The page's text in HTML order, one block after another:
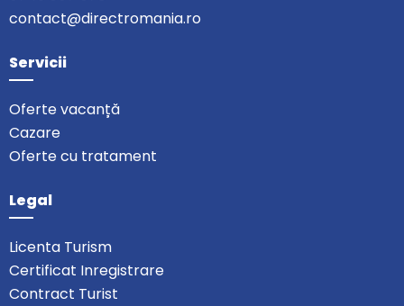
contact@directromania.ro
Servicii
Oferte vacanță
Cazare
Oferte cu tratament
Legal
Licenta Turism
Certificat Inregistrare
Contract Turist